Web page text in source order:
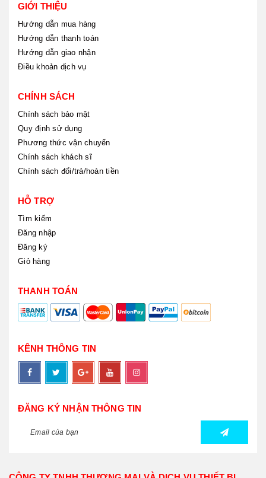
GIỚI THIỆU
Hướng dẫn mua hàng
Hướng dẫn thanh toán
Hướng dẫn giao nhận
Điều khoản dịch vụ
CHÍNH SÁCH
Chính sách bảo mật
Quy định sử dụng
Phương thức vận chuyển
Chính sách khách sĩ
Chính sách đổi/trả/hoàn tiền
HỖ TRỢ
Tìm kiếm
Đăng nhập
Đăng ký
Giỏ hàng
THANH TOÁN
KÊNH THÔNG TIN
ĐĂNG KÝ NHẬN THÔNG TIN